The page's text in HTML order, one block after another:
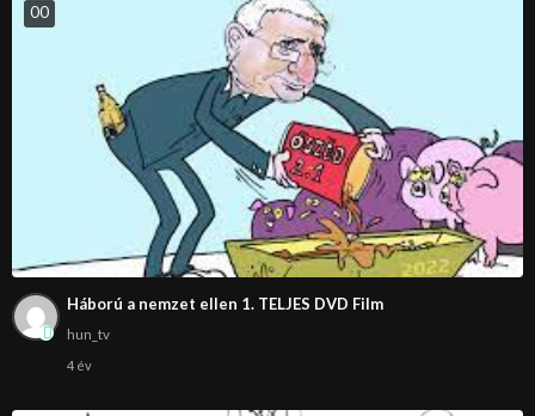
00
Háború a nemzet ellen 1. TELJES DVD Film
hun_tv
4 év